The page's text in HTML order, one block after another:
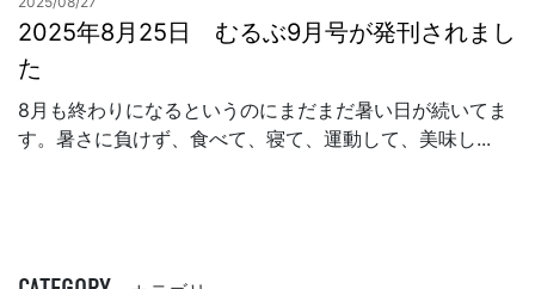
2025年8月25日 むるぶ9月号が発刊されまし
た
8月も終わりになるというのにまだまだ暑い日が続いてま
す。暑さに負けず、食べて、寝て、運動して、美味し...